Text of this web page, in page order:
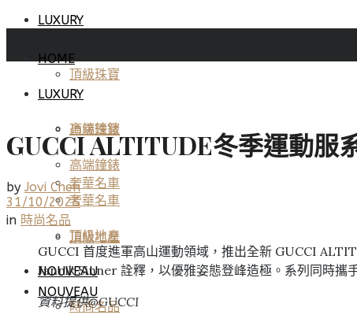
LUXURY
頂級珠寶
高端鐘錶
奢華名車
頂級地產
NOUVEAU
HOME
LUXURY
頂級珠寶
高端鐘錶
奢華名車
頂級地產
NOUVEAU
時尚名品
GUCCI ALTITUDE冬季運動服
by Jovi Chen
31/10/2025
in 時尚名品
GUCCI 首度進軍高山運動領域，推出全新 GUCCI
Jannik Sinner 詮釋，以優雅姿態登峰造極。系列同時攜
資料提供@GUCCI